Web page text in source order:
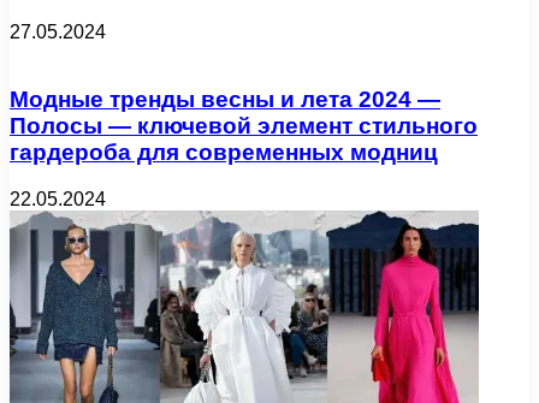
27.05.2024
Модные тренды весны и лета 2024 —
Полосы — ключевой элемент стильного
гардероба для современных модниц
22.05.2024